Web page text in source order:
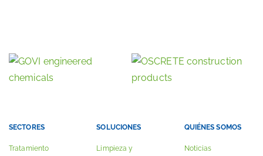
SECTORES
Tratamiento
SOLUCIONES
Limpieza y
QUIÉNES SOMOS
Noticias